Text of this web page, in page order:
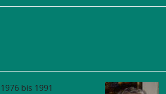
1976 bis 1991